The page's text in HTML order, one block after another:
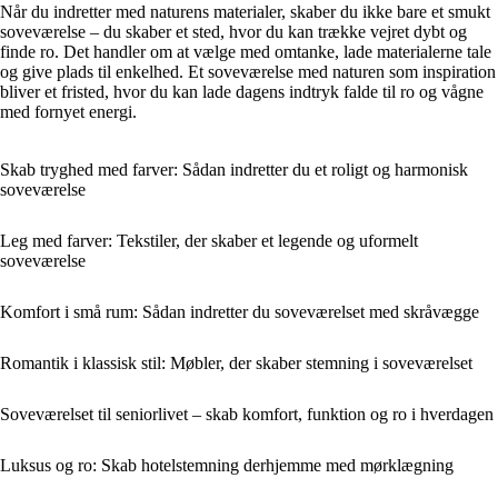
Når du indretter med naturens materialer, skaber du ikke bare et smukt
soveværelse – du skaber et sted, hvor du kan trække vejret dybt og
finde ro. Det handler om at vælge med omtanke, lade materialerne tale
og give plads til enkelhed. Et soveværelse med naturen som inspiration
bliver et fristed, hvor du kan lade dagens indtryk falde til ro og vågne
med fornyet energi.
Skab tryghed med farver: Sådan indretter du et roligt og harmonisk
soveværelse
Leg med farver: Tekstiler, der skaber et legende og uformelt
soveværelse
Komfort i små rum: Sådan indretter du soveværelset med skråvægge
Romantik i klassisk stil: Møbler, der skaber stemning i soveværelset
Soveværelset til seniorlivet – skab komfort, funktion og ro i hverdagen
Luksus og ro: Skab hotelstemning derhjemme med mørklægning